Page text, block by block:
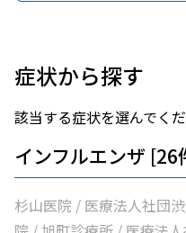
症状から探す
該当する症状を選んでくだ
インフルエンザ [26
杉山医院 / 医療法人社団